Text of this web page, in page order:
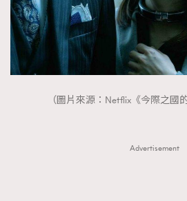
（圖片來源：Netflix《今際之國
Advertisement